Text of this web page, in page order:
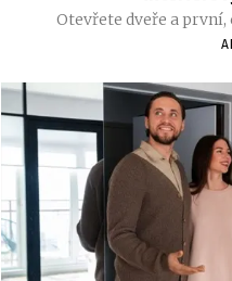
Otevřete dveře a první,